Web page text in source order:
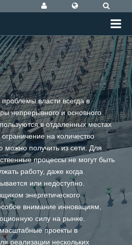
власти всегда в
непрерывного и основного
в отдаленных местах
на количество
можно получить из сети. Для
процессы не могут быть
работу, даже когда
или недоступно.
энергетического
внимание инновациям,
силу на рынке.
проекты в
реализации нескольких